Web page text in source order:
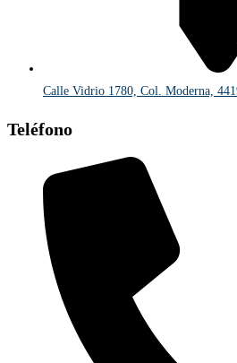
Calle Vidrio 1780, Col. Moderna,
Teléfono